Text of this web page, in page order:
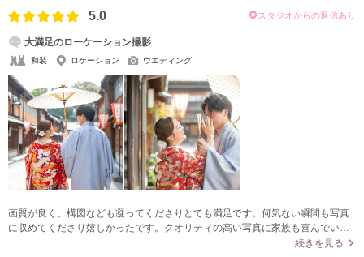
海での撮影
ペットと撮影 チャペルでの撮影
スタジオでの撮影 事前来店なしで撮影
マタニティフォト
自慢の修正技術
豊富なドレス
5.0 スタジオからの返信あり
大満足のローケーション撮影
和装 ロケーション ウエディング
画質が良く、構図なども凝ってくださりとても満足です。何気ない瞬間も写真
に収めてくださり嬉しかったです。クオリティの高い写真に家族も喜んでいま
続きを見る